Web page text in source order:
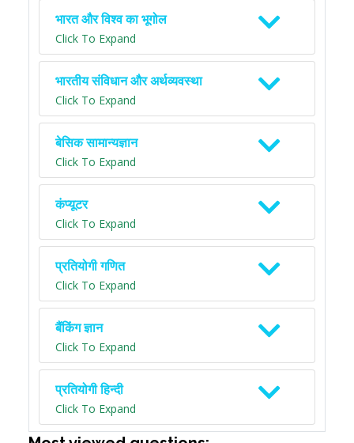
भारत और विश्व का भूगोल
Click To Expand
भारतीय संविधान और अर्थव्यवस्था
Click To Expand
बेसिक सामान्यज्ञान
Click To Expand
कंप्यूटर
Click To Expand
प्रतियोगी गणित
Click To Expand
बैंकिंग ज्ञान
Click To Expand
प्रतियोगी हिन्दी
Click To Expand